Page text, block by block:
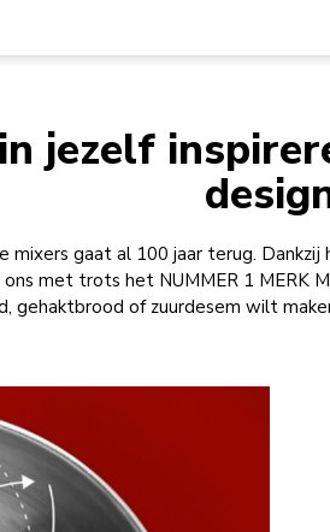
jezelf
mixers gaat al 100 jaar terug.
met trots het NUMMER 1 MERK
gehaktbrood of zuurdesem wilt